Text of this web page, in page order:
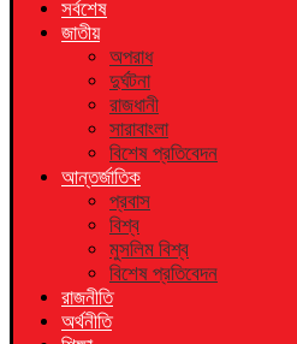
সর্বশেষ
জাতীয়
অপরাধ
দুর্ঘটনা
রাজধানী
সারাবাংলা
বিশেষ প্রতিবেদন
আন্তর্জাতিক
প্রবাস
বিশ্ব
মুসলিম বিশ্ব
বিশেষ প্রতিবেদন
রাজনীতি
অর্থনীতি